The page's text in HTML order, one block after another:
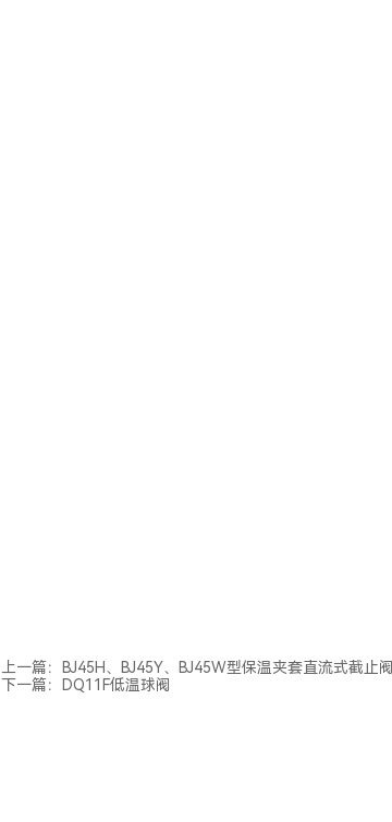
上一篇：
BJ45H、BJ45Y、BJ45W型保温夹套直流式截止阀
下一篇：
DQ11F低温球阀